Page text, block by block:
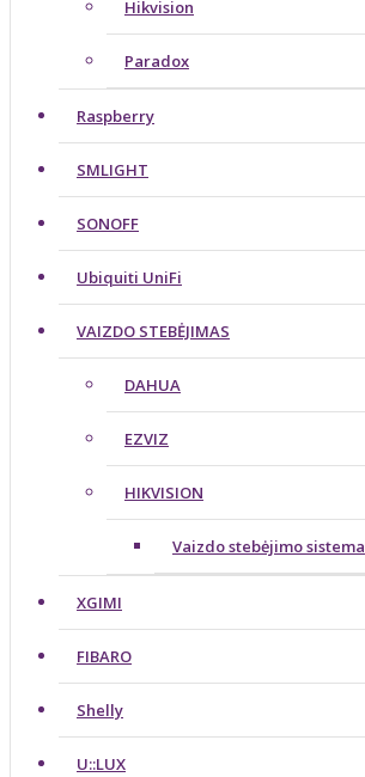
Hikvision
Paradox
Raspberry
SMLIGHT
SONOFF
Ubiquiti UniFi
VAIZDO STEBĖJIMAS
DAHUA
EZVIZ
HIKVISION
Vaizdo stebėjimo sistema
XGIMI
FIBARO
Shelly
U::LUX